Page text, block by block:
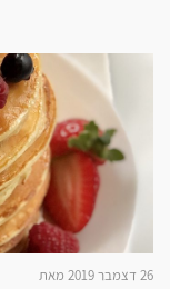
26 דצמבר 2019 מאת